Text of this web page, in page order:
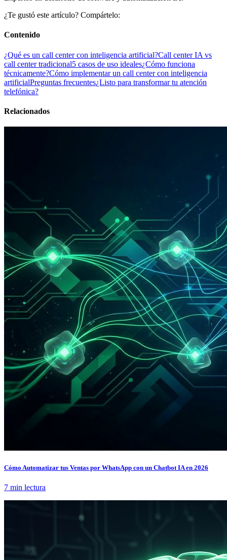
¿Te gustó este artículo? Compártelo:
Contenido
¿Qué es un call center con inteligencia artificial?Call center IA vs
call center tradicional5 casos de uso ideales¿Cómo funciona
técnicamente?Cómo implementar un call center con inteligencia
artificialPreguntas frecuentes¿Listo para transformar tu atención
telefónica?
Relacionados
Cómo Automatizar tus Ventas por WhatsApp con un Chatbot IA en 2026
7 min lectura